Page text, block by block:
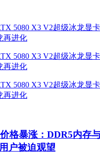
格暴涨：DDR5内存
户被迫观望